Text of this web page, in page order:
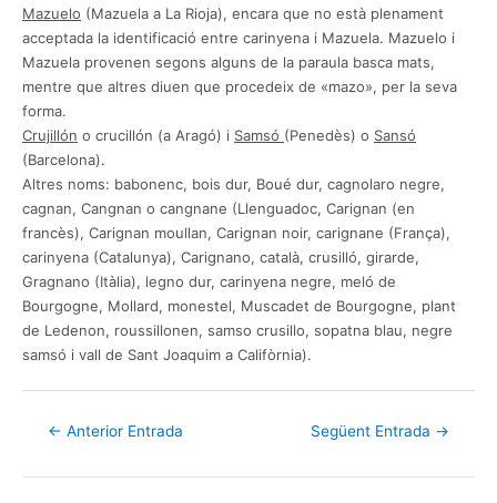
Mazuelo (Mazuela a La Rioja), encara que no està plenament
acceptada la identificació entre carinyena i Mazuela. Mazuelo i
Mazuela provenen segons alguns de la paraula basca mats,
mentre que altres diuen que procedeix de «mazo», per la seva
forma.
Crujillón o crucillón (a Aragó) i Samsó (Penedès) o Sansó
(Barcelona).
Altres noms: babonenc, bois dur, Boué dur, cagnolaro negre,
cagnan, Cangnan o cangnane (Llenguadoc, Carignan (en
francès), Carignan moullan, Carignan noir, carignane (França),
carinyena (Catalunya), Carignano, català, crusilló, girarde,
Gragnano (Itàlia), legno dur, carinyena negre, meló de
Bourgogne, Mollard, monestel, Muscadet de Bourgogne, plant
de Ledenon, roussillonen, samso crusillo, sopatna blau, negre
samsó i vall de Sant Joaquim a Califòrnia).
← Anterior Entrada Següent Entrada →